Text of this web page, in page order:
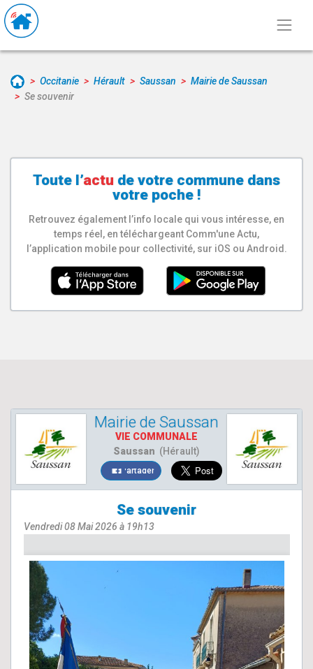
Occitanie Hérault Saussan
Mairie de Saussan
Se souvenir
Toute l’actu de votre commune dans
votre poche !
Retrouvez également l’info locale qui vous intéresse, en
temps réel, en téléchargeant Comm'une Actu,
l’application mobile pour collectivité, sur iOS ou Android.
Mairie de Saussan
VIE COMMUNALE
Saussan (Hérault)
Partager
Se souvenir
Vendredi 08 Mai 2026 à 19h13